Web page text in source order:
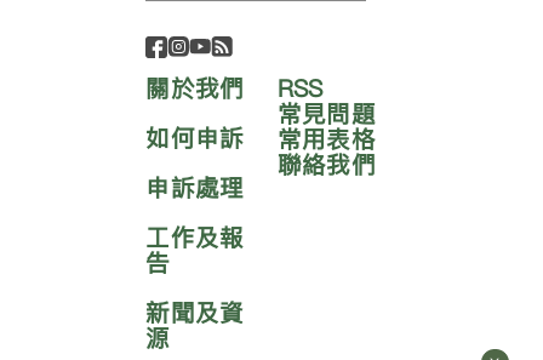
關於我們
如何申訴
申訴處理
工作及報
告
新聞及資
源
RSS
常見問題
常用表格
聯絡我們